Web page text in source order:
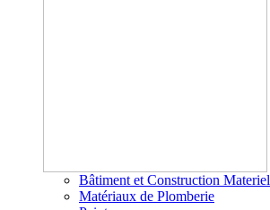
Bâtiment et Construction Materiel
Matériaux de Plomberie